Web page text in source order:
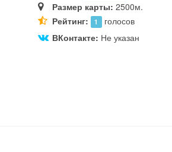
Размер карты: 2500м.
Рейтинг: 1 голосов
ВКонтакте: Не указан